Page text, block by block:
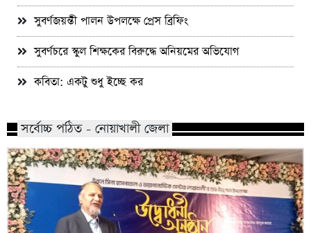
সুবর্ণজয়ন্তী পালন উপলক্ষে প্রেস ব্রিফিং
সুবর্ণচরে স্কুল শিক্ষকের বিরুদ্ধে অনিয়মের অভিযোগ
কবিতা: একটু শুধু ইচ্ছে কর
সর্বোচ্চ পঠিত - নোয়াখালী জেলা